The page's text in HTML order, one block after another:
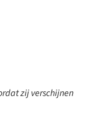
zij verschijnen